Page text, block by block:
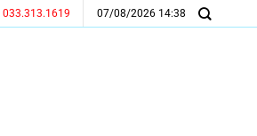
033.313.1619 07/08/2026 14:38